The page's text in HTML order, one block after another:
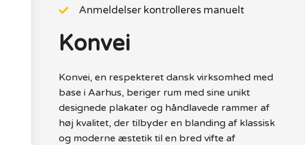
Anmeldelser kontrolleres manuelt
Konvei
Konvei, en respekteret dansk virksomhed med
base i Aarhus, beriger rum med sine unikt
designede plakater og håndlavede rammer af
høj kvalitet, der tilbyder en blanding af klassisk
og moderne æstetik til en bred vifte af